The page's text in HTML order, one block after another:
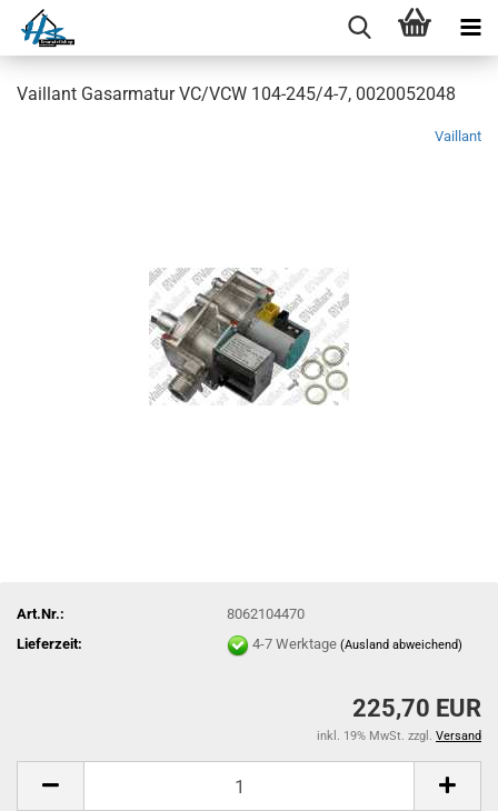
Vaillant Gasarmatur VC/VCW 104-245/4-7, 0020052048
Vaillant
Art.Nr.:
8062104470
Lieferzeit:
4-7 Werktage(Ausland abweichend)
225,70 EUR
inkl. 19% MwSt. zzgl. Versand